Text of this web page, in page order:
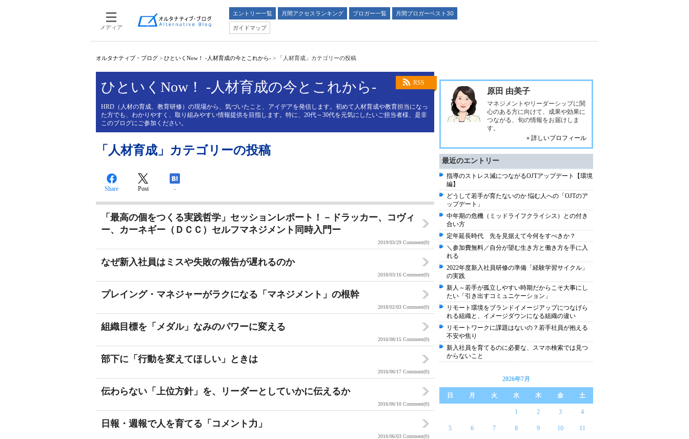
メディア
エントリー一覧 月間アクセスランキング ブロガー一覧
月間ブロガーベスト30
ガイドマップ
オルタナティブ・ブログ > ひといくNow！ -人材育成の今とこれから- > 「人材育成」カテゴリーの投稿
RSS
ひといくNow！ -人材育成の今とこれから-
HRD（人材の育成、教育研修）の現場から、気づいたこと、アイデアを発信します。初めて人材育成や教育担当になっ
た方でも、わかりやすく、取り組みやすい情報提供を目指します。特に、20代～30代を元気にしたいご担当者様、是非
このブログにご参加ください。
「人材育成」カテゴリーの投稿
Share Post -
「最高の個をつくる実践哲学」セッションレポート！－ドラッカー、コヴィ
ー、カーネギー（ＤＣＣ）セルフマネジメント同時入門ー
2019/03/29 Comment(0)
なぜ新入社員はミスや失敗の報告が遅れるのか
2018/03/16 Comment(0)
プレイング・マネジャーがラクになる「マネジメント」の根幹
2018/02/03 Comment(0)
組織目標を「メダル」なみのパワーに変える
2016/08/15 Comment(0)
部下に「行動を変えてほしい」ときは
2016/06/17 Comment(0)
伝わらない「上位方針」を、リーダーとしていかに伝えるか
2016/06/10 Comment(0)
日報・週報で人を育てる「コメント力」
2016/06/03 Comment(0)
原田 由美子
マネジメントやリーダーシップに関
心のある方に向けて、成果や効果に
つながる、旬の情報をお届けしま
す。
» 詳しいプロフィール
最近のエントリー
指導のストレス減につながるOJTアップデート【環境
編】
どうして若手が育たないのか 悩む人への「OJTのア
ップデート」
中年期の危機（ミッドライフクライシス）との付き
合い方
定年延長時代 先を見据えて今何をすべきか？
＼参加費無料／自分が望む生き方と働き方を手に入
れる
2022年度新入社員研修の準備「経験学習サイクル」
の実践
新人～若手が孤立しやすい時期だからこそ大事にし
たい「引き出すコミュニケーション」
リモート環境をブランドイメージアップにつなげら
れる組織と、イメージダウンになる組織の違い
リモートワークに課題はないの？若手社員が抱える
不安や焦り
新入社員を育てるのに必要な、スマホ検索では見つ
からないこと
2026年7月
日 月 火 水 木 金 土
1 2 3 4
5 6 7 8 9 10 11